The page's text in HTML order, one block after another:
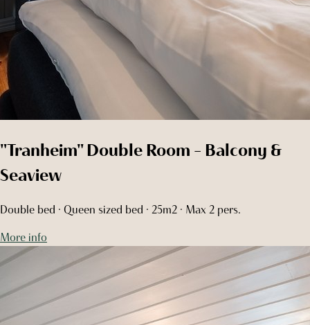
"Tranheim" Double Room - Balcony &
Seaview
Double bed · Queen sized bed · 25m2 · Max 2 pers.
More info